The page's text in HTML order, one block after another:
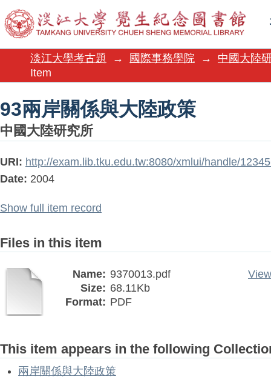
93兩岸關係與大陸政策
淡江大學考古題 → 國際事務學院 →
中國大陸
Item
93兩岸關係與大陸政策
中國大陸研究所
URI: http://exam.lib.tku.edu.tw:8080/xmlui/handle/
Date: 2004
Show full item record
Files in this item
Name: 9370013.pdf
Size: 68.11Kb
Format: PDF
This item appears in the following
兩岸關係與大陸政策